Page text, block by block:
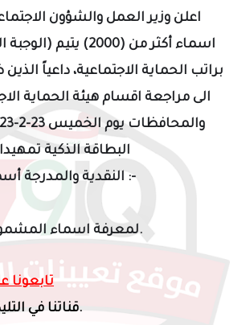
اعلن وزير العمل والشؤون
اسماء أكثر من (2000)
براتب الحماية الاجتماعية، داعياً
الى مراجعة اقسام هيئة الحماية
البطاقة الذكية
النقدية والمدرجة أسمائهم ربطاً أدناه :-
* لمعرفة اسماء.
* تابعونا
قناتنا في.